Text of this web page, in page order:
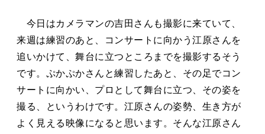
今日はカメラマンの吉田さんも撮影に来ていて、
来週は練習のあと、コンサートに向かう江原さんを
追いかけて、舞台に立つところまでを撮影するそう
です。ぷかぷかさんと練習したあと、その足でコン
サートに向かい、プロとして舞台に立つ、その姿を
撮る、というわけです。江原さんの姿勢、生き方が
よく見える映像になると思います。そんな江原さん